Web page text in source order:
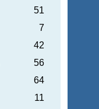
51
7
42
56
64
11